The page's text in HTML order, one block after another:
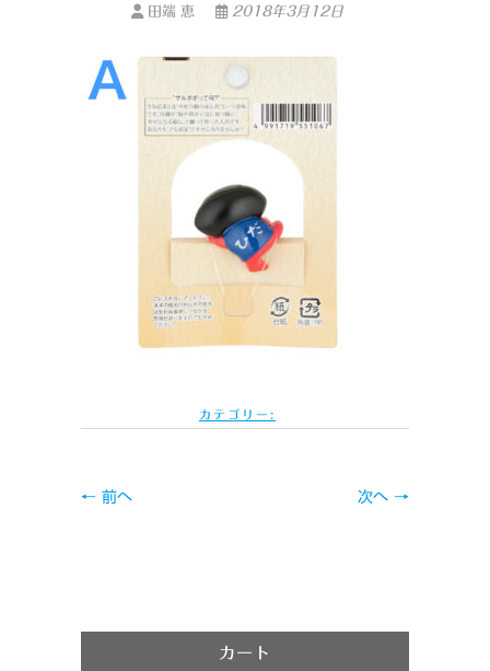
田端 恵 2018年3月12日
カテゴリー:
← 前へ 次へ →
カート